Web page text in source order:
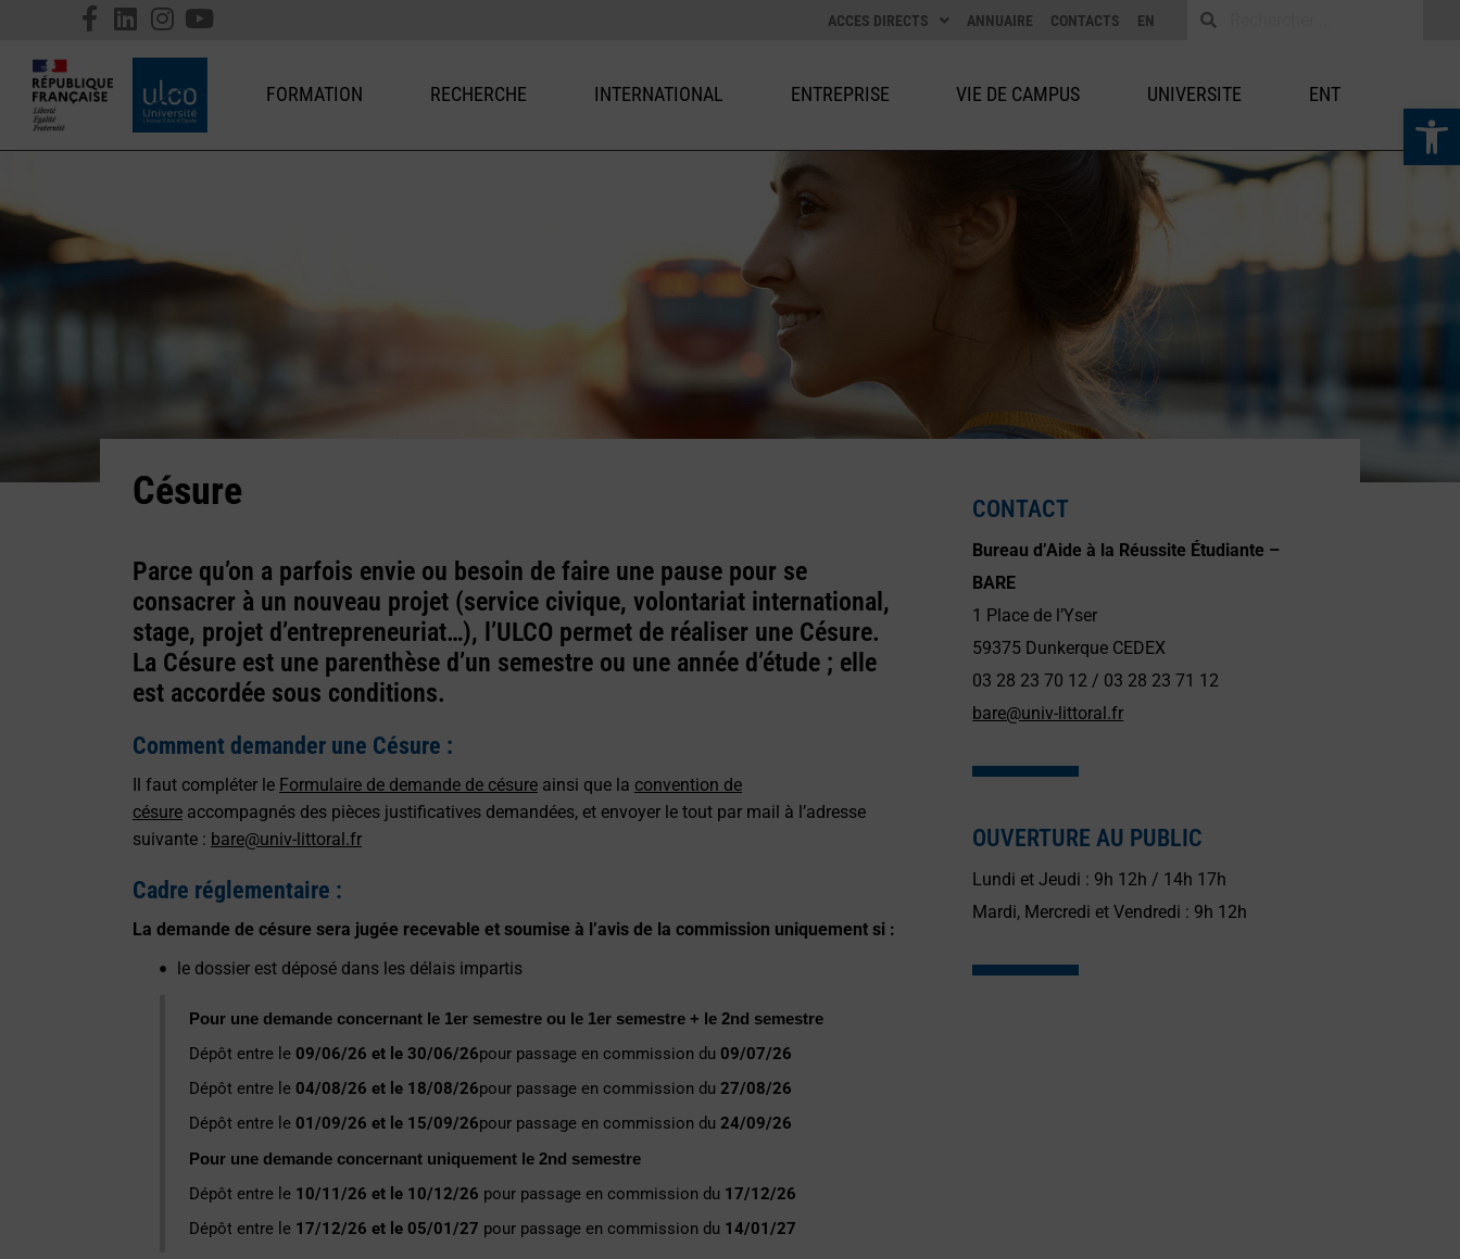
Ouvrir
ACCES DIRECTS ANNUAIRE CONTACTS EN
FORMATION RECHERCHE INTERNATIONAL ENTREPRISE VIE DE CAMPUS UNIVERSITE ENT
Césure
Parce qu’on a parfois envie ou besoin de faire une pause pour se
consacrer à un nouveau projet (service civique, volontariat international,
stage, projet d’entrepreneuriat…), l’ULCO permet de réaliser une Césure.
La Césure est une parenthèse d’un semestre ou une année d’étude ; elle
est accordée sous conditions.
Comment demander une Césure :
Il faut compléter le Formulaire de demande de césure ainsi que la convention de
césure accompagnés des pièces justificatives demandées, et envoyer le tout par mail à l’adresse
suivante : bare@univ-littoral.fr
Cadre réglementaire :
La demande de césure sera jugée recevable et soumise à l’avis de la commission uniquement si :
le dossier est déposé dans les délais impartis
Pour une demande concernant le 1er semestre ou le 1er semestre + le 2nd semestre
Dépôt entre le 09/06/26 et le 30/06/26pour passage en commission du 09/07/26
Dépôt entre le 04/08/26 et le 18/08/26pour passage en commission du 27/08/26
Dépôt entre le 01/09/26 et le 15/09/26pour passage en commission du 24/09/26
Pour une demande concernant uniquement le 2nd semestre
Dépôt entre le 10/11/26 et le 10/12/26 pour passage en commission du 17/12/26
Dépôt entre le 17/12/26 et le 05/01/27 pour passage en commission du 14/01/27
CONTACT
Bureau d’Aide à la Réussite Étudiante –
BARE
1 Place de l’Yser
59375 Dunkerque CEDEX
03 28 23 70 12 / 03 28 23 71 12
bare@univ-littoral.fr
OUVERTURE AU PUBLIC
Lundi et Jeudi : 9h 12h / 14h 17h
Mardi, Mercredi et Vendredi : 9h 12h